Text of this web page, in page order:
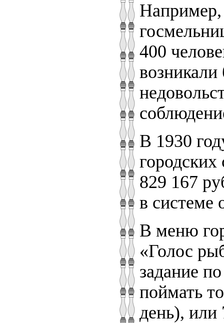
Например,
400
В 1930
829 167
в системе
В меню
«Голос
задание
поймать
день), или